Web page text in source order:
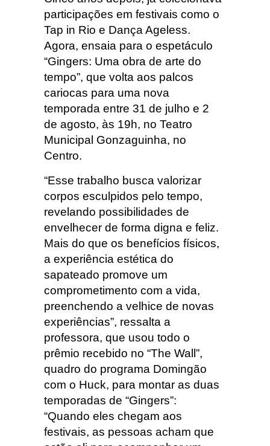
participações em festivais como o
Tap in Rio e Dança Ageless.
Agora, ensaia para o espetáculo
“Gingers: Uma obra de arte do
tempo”, que volta aos palcos
cariocas para uma nova
temporada entre 31 de julho e 2
de agosto, às 19h, no Teatro
Municipal Gonzaguinha, no
Centro.
“Esse trabalho busca valorizar
corpos esculpidos pelo tempo,
revelando possibilidades de
envelhecer de forma digna e feliz.
Mais do que os benefícios físicos,
a experiência estética do
sapateado promove um
comprometimento com a vida,
preenchendo a velhice de novas
experiências”, ressalta a
professora, que usou todo o
prêmio recebido no “The Wall”,
quadro do programa Domingão
com o Huck, para montar as duas
temporadas de “Gingers”:
“Quando eles chegam aos
festivais, as pessoas acham que